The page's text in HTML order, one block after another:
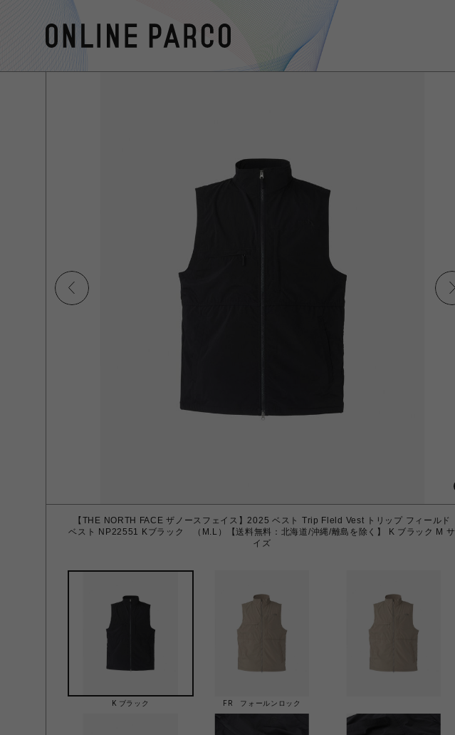
【THE NORTH FACE ザノースフェイス】2025 ベスト Trip Fleld Vest トリップ フィールド
ベスト NP22551 Kブラック （M.L）【送料無料：北海道/沖縄/離島を除く】 K ブラック M サ
イズ
K ブラック FR フォールンロック